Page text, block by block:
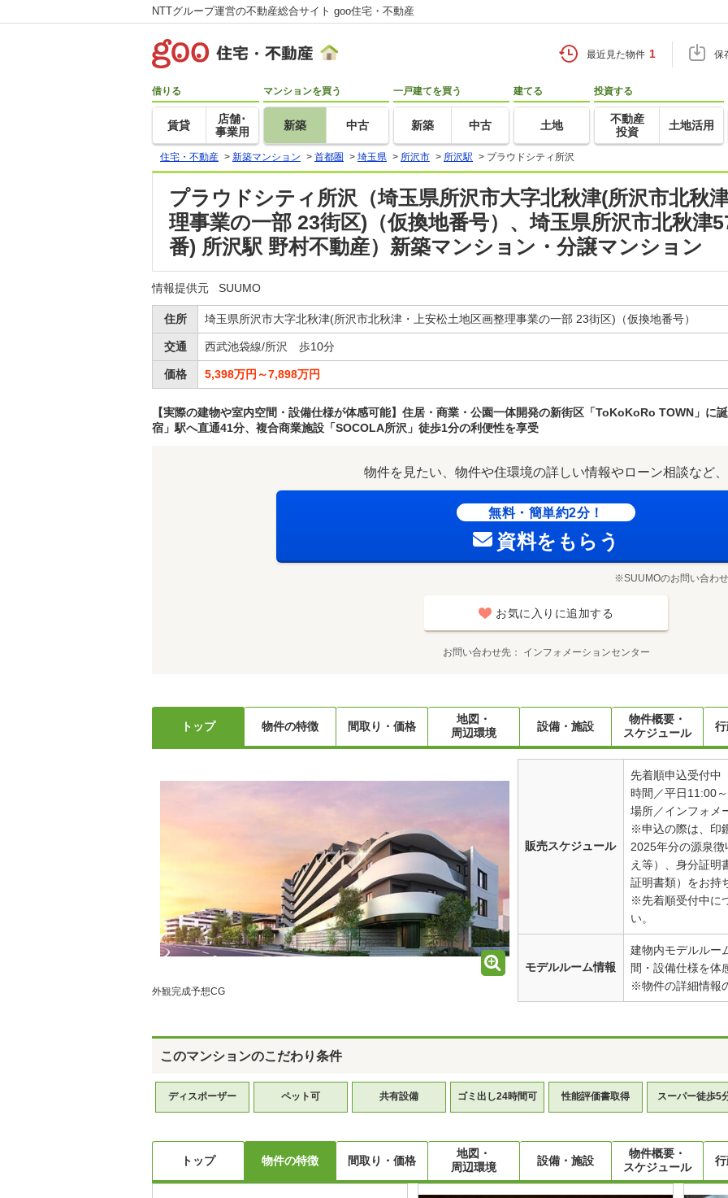
NTTグループ運営の不動産総合サイト goo住宅・不動産
最近見た物件 1 保
借りる
賃貸
店舗･
事業用
マンションを買う
新築 中古
一戸建てを買う
新築 中古
建てる
土地
投資する
不動産
投資
土地活用
住宅・不動産 > 新築マンション > 首都圏 > 埼玉県 > 所沢市 > 所沢駅 > プラウドシティ所沢
プラウドシティ所沢（埼玉県所沢市大字北秋津(所沢市北秋
理事業の一部 23街区)（仮換地番号）、埼玉県所沢市北秋津
番) 所沢駅 野村不動産）新築マンション・分譲マンション
情報提供元 SUUMO
住所 埼玉県所沢市大字北秋津(所沢市北秋津・上安松土地区画整理事業の一部 23街区)（仮換地番号）
交通 西武池袋線/所沢 歩10分
価格 5,398万円～7,898万円
【実際の建物や室内空間・設備仕様が体感可能】住居・商業・公園一体開発の新街区「ToKoKoRo TOWN」に
宿」駅へ直通41分、複合商業施設「SOCOLA所沢」徒歩1分の利便性を享受
物件を見たい、物件や住環境の詳しい情報やローン相談など、
無料・簡単約2分！
資料をもらう
※SUUMOのお問い合わ
お気に入りに追加する
お問い合わせ先 インフォメーションセンター
トップ 物件の特徴 間取り・価格
地図・
周辺環境
設備・施設
物件概要・
スケジュール
外観完成予想CG
販売スケジュール
先着順申込受付中
時間／平日11:00
場所／インフォメ
※申込の際は、印
2025年分の源泉
え等）、身分証明
証明書類）をお持
※先着順受付中に
い。
モデルルーム情報
建物内モデルルー
間・設備仕様を体
※物件の詳細情報
このマンションのこだわり条件
ディスポーザー ペット可 共有設備 ゴミ出し24時間可 性能評価書取得 スーパー徒歩5
トップ 物件の特徴 間取り・価格
地図・
周辺環境
設備・施設
物件概要・
スケジュール